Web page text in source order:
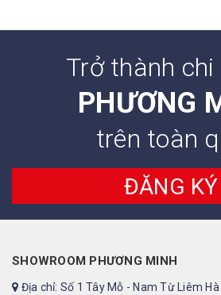
Trở thành chi
PHƯƠNG
trên toàn
ĐĂNG KÝ
SHOWROOM PHƯƠNG MINH
Địa chỉ: Số 1 Tây Mỗ - Nam Từ Liêm Hà